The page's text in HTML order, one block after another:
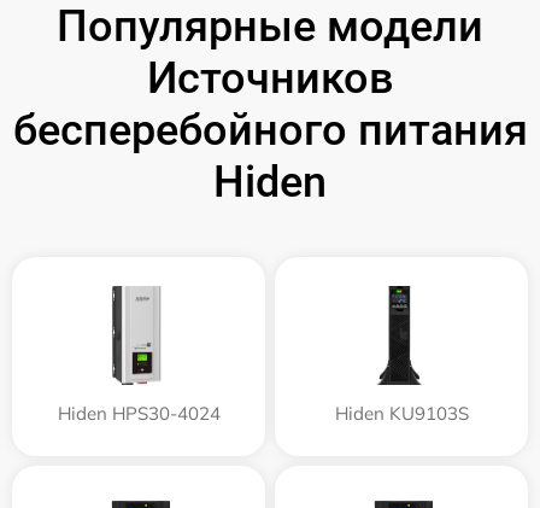
Популярные модели
Источников
бесперебойного питания
Hiden
Hiden HPS30-4024 Hiden KU9103S